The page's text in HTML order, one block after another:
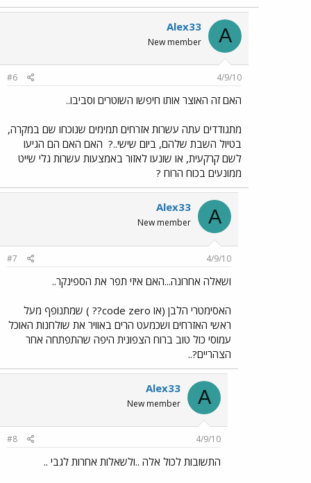
A
Alex33
New member
4/9/10
#6
האם זה האוצר אותו חיפשו השוטרים וסביבו..
מתגודדים עתה עשרות אזרחים תמימים שנוכחו שם במקרה,
בטיול השבת שלהם, ביום שישי..? האם האם הם הגיעו
לשם קרקעית, או שונעו לאזור באמצעות עשרות גלי שייט
ממונעים בכוח הרוח ?
A
Alex33
New member
4/9/10
#7
ושאלה אחרונה...האם איזי תפר את הספינקר..
האסימטרי הלבן (או code zero?? ) שמתנופף מעל
ראשי האזרחים ושכמעט הרים באוויר את שולחנות האוכל
עמוסי כול טוב ברוח הצפונית היפה שהתפתחה אחר
הצהריים?..
A
Alex33
New member
4/9/10
#8
התשובות לכול אלה ..ולשאלות אחרות לגבי ..